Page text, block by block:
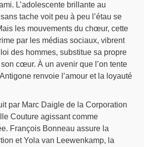
L’adolescente brillante au
tache voit peu à peu l’étau se
les mouvements du chœur, cette
par les médias sociaux, vibrent
des hommes, substitue sa propre
cœur. À un avenir que l’on tente
renvoie l’amour et la loyauté
par Marc Daigle de la Corporation
Couture agissant comme
François Bonneau assure la
et Yola van Leewenkamp, la